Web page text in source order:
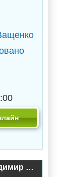
Русич. Бей первым / Владимир Поселягин (1)